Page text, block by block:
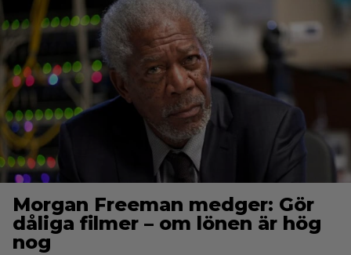
Morgan Freeman medger: Gör
dåliga filmer – om lönen är hög
nog